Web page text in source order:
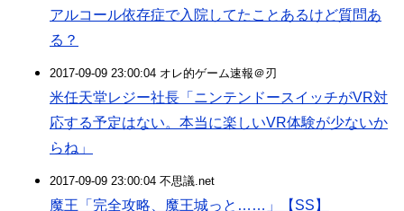
アルコール依存症で入院してたことあるけど質問あ
る？
2017-09-09 23:00:04 オレ的ゲーム速報＠刃
米任天堂レジー社長「ニンテンドースイッチがVR対
応する予定はない。本当に楽しいVR体験が少ないか
らね」
2017-09-09 23:00:04 不思議.net
魔王「完全攻略、魔王城っと……」【SS】